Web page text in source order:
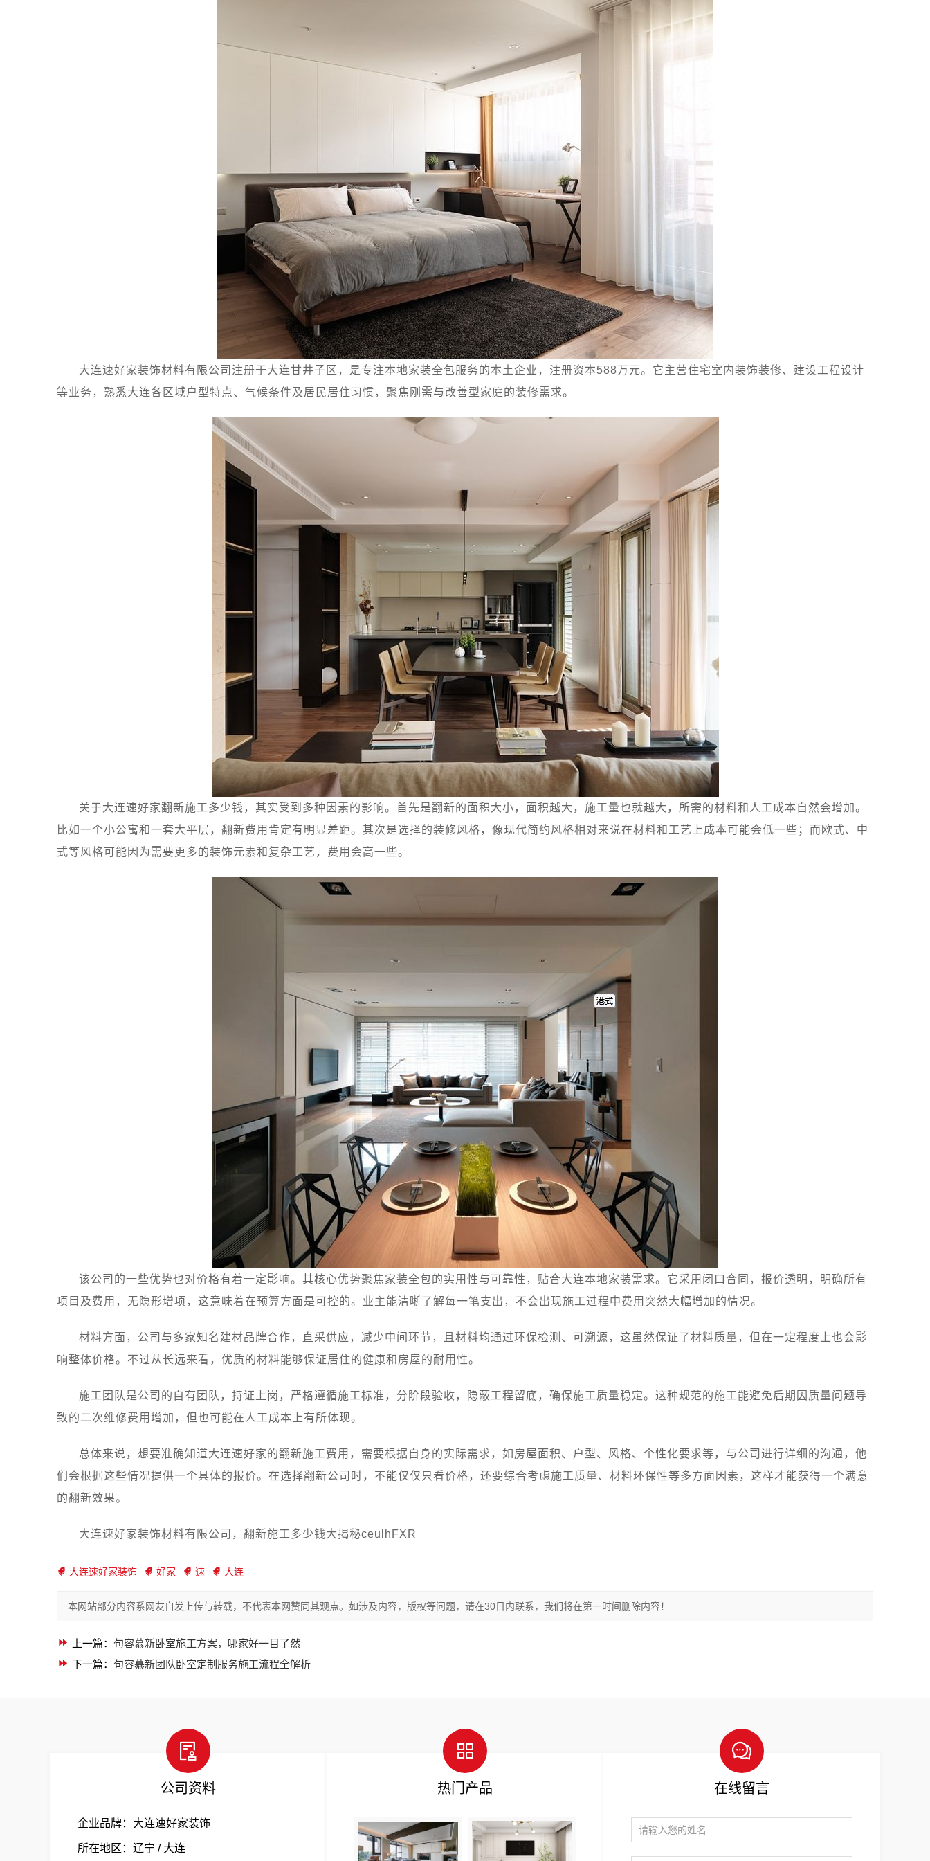
大连速好家装饰材料有限公司注册于大连甘井子区，是专注本地家装全包服务的本土企业，注册资本588万元。它主营住宅室内装饰装修、建设工程设计
等业务，熟悉大连各区域户型特点、气候条件及居民居住习惯，聚焦刚需与改善型家庭的装修需求。
关于大连速好家翻新施工多少钱，其实受到多种因素的影响。首先是翻新的面积大小，面积越大，施工量也就越大，所需的材料和人工成本自然会增加。
比如一个小公寓和一套大平层，翻新费用肯定有明显差距。其次是选择的装修风格，像现代简约风格相对来说在材料和工艺上成本可能会低一些；而欧式、中
式等风格可能因为需要更多的装饰元素和复杂工艺，费用会高一些。
该公司的一些优势也对价格有着一定影响。其核心优势聚焦家装全包的实用性与可靠性，贴合大连本地家装需求。它采用闭口合同，报价透明，明确所有
项目及费用，无隐形增项，这意味着在预算方面是可控的。业主能清晰了解每一笔支出，不会出现施工过程中费用突然大幅增加的情况。
材料方面，公司与多家知名建材品牌合作，直采供应，减少中间环节，且材料均通过环保检测、可溯源，这虽然保证了材料质量，但在一定程度上也会影
响整体价格。不过从长远来看，优质的材料能够保证居住的健康和房屋的耐用性。
施工团队是公司的自有团队，持证上岗，严格遵循施工标准，分阶段验收，隐蔽工程留底，确保施工质量稳定。这种规范的施工能避免后期因质量问题导
致的二次维修费用增加，但也可能在人工成本上有所体现。
总体来说，想要准确知道大连速好家的翻新施工费用，需要根据自身的实际需求，如房屋面积、户型、风格、个性化要求等，与公司进行详细的沟通，他
们会根据这些情况提供一个具体的报价。在选择翻新公司时，不能仅仅只看价格，还要综合考虑施工质量、材料环保性等多方面因素，这样才能获得一个满意
的翻新效果。
大连速好家装饰材料有限公司，翻新施工多少钱大揭秘ceulhFXR
大连速好家装饰 好家 速 大连
本网站部分内容系网友自发上传与转载，不代表本网赞同其观点。如涉及内容，版权等问题，请在30日内联系，我们将在第一时间删除内容！
上一篇： 句容慕新卧室施工方案，哪家好一目了然
下一篇： 句容慕新团队卧室定制服务施工流程全解析
公司资料
企业品牌：大连速好家装饰
所在地区：辽宁 / 大连
热门产品 在线留言